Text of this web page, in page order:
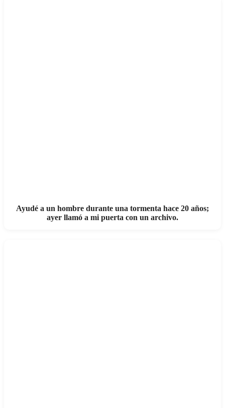
Ayudé a un hombre durante una tormenta hace 20 años;
ayer llamó a mi puerta con un archivo.